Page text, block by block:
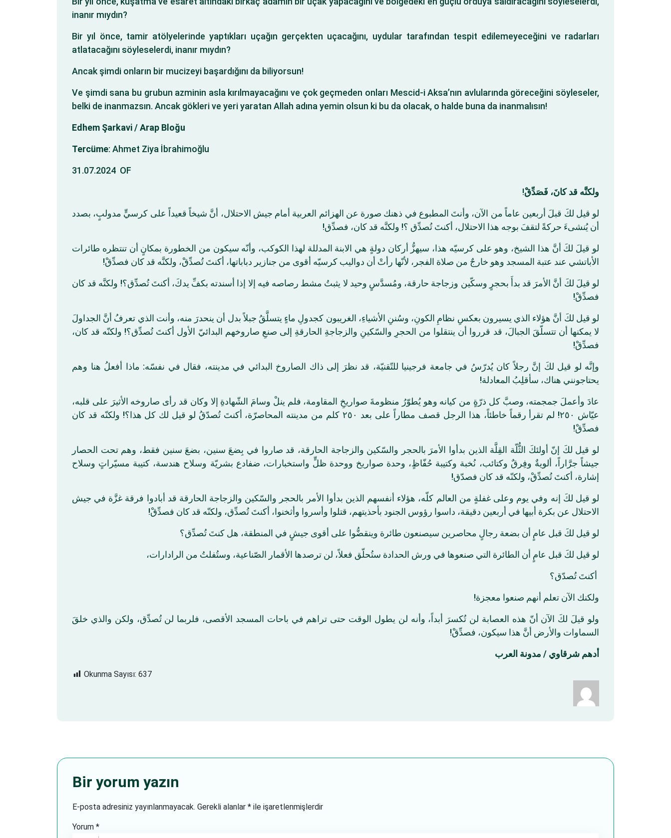
inanır mıydın?
Bir yıl önce, tamir atölyelerinde yaptıkları uçağın gerçekten uçacağını, uydular tarafından tespit edilemeyeceğini ve radarları
atlatacağını söyleselerdi, inanır mıydın?
Ancak şimdi onların bir mucizeyi başardığını da biliyorsun!
Ve şimdi sana bu grubun azminin asla kırılmayacağını ve çok geçmeden onları Mescid-i Aksa’nın avlularında göreceğini söyleseler,
belki de inanmazsın. Ancak gökleri ve yeri yaratan Allah adına yemin olsun ki bu da olacak, o halde buna da inanmalısın!
Edhem Şarkavi / Arap Bloğu
Tercüme: Ahmet Ziya İbrahimoğlu
31.07.2024 OF
‏ولكنَّه قد كانَ، فَصَدِّقْ!
لو قيل لكَ قبلَ أربعين عاماً من الآن، وأنتَ المطبوع في ذهنك صورة عن الهزائم العربية أمام جيش الاحتلال، أنَّ شيخاً قعيداً على كرسيٍّ مدولبٍ، بصدد
أن يُنشىءَ حركةً لتقفَ بوجه هذا الاحتلال، أكنتَ تُصدِّق ؟! ولكنَّه قد كان، فصدِّق!
لو قيلَ لكَ أنَّ هذا الشيخ، وهو على كرسيّه هذا، سيهزُّ أركان دولةٍ هي الابنة المدللة لهذا الكوكب، وأنّه سيكون من الخطورة بمكانٍ أن تنتظره طائرات
الأباتشي عند عتبة المسجد وهو خارجٌ من صلاة الفجر، لأنّها رأتْ أن دواليب كرسيّه أقوى من جنازير دباباتها، أكنتَ تُصدِّقْ، ولكنَّه قد كان فصدِّقْ!
لو قيلَ لكَ أنَّ الأمرَ قد بدأَ بحجرٍ وسكّين وزجاجة حارقة، ومُسدَّسٍ وحيد لا يثبتُ مشط رصاصه فيه إلا إذا أسندته بكفِّ يدكَ، أكنتَ تُصدِّق؟! ولكنَّه قد كان
فصدِّقْ!
لو قيل لكَ أنَّ هؤلاء الذي يسيرون بعكسِ نظامِ الكونِ، وسُننِ الأشياءِ، الغريبون كجدولِ ماءٍ يتسلَّقُ جبلاً بدل أن ينحدرَ منه، وأنت الذي تعرفُ أنَّ الجداولَ
لا يمكنها أن تتسلّقَ الجبالَ، قد قرروا أن ينتقلوا من الحجرِ والسّكينِ والزجاجةِ الحارقةِ إلى صنعِ صاروخهم البدائيّ الأول أكنتَ تُصدِّق؟! ولكنّه قد كان،
فصدِّقْ!
وإنَّه لو قيل لكَ إنَّ رجلاً كان يُدرّسُ في جامعة فرجينيا للتّقنيّة، قد نظرَ إلى ذاك الصاروخ البدائي في مدينته، فقال في نفسّه: ماذا أفعلُ هنا وهم
يحتاجونني هناك، سأقلِبُ المعادلة!
عادَ وأعملَ جمجمته، وصبَّ كل ذرّةٍ من كيانه وهو يُطوّرُ منظومةَ صواريخِ المقاومة، فلم ينلْ وسامَ الشّهادةِ إلا وكان قد رأى صاروخه الأثيرَ على قلبه،
عيّاش ٢٥٠! لم تقرأ رقماً خاطئاً، هذا الرجل قصف مطاراً على بعد ٢٥٠ كلم من مدينته المحاصرّة، أكنتَ تُصدّقُ لو قيل لك كل هذا؟! ولكنّه قد كان
فصدِّقْ!
لو قيل لكَ إنّ أولئكَ الثُّلّة القِلَّة الذين بدأوا الأمرَ بالحجر والسّكين والزجاجة الحارقة، قد صاروا في بِضعَ سنين، بضعَ سنين فقط، وهم تحت الحصار
جيشاً جرَّاراً، ألويةٌ وفِرقٌ وكتائب، نُخبة وكتيبة حُفّاظٍ، وحدة صواريخ ووحدة ظلٍّ واستخبارات، ضفادع بشريّة وسلاح هندسة، كتيبة مسيّراتٍ وسلاح
إشارة، أكنتَ تُصدِّقْ، ولكنّه قد كان فصدّق!
لو قيل لكَ إنه وفي يوم وعلى غفلةٍ من العالم كلّه، هؤلاء أنفسهم الذين بدأوا الأمر بالحجر والسّكين والزجاجة الحارقة قد أبادوا فرقة غزَّة في جيش
الاحتلال عن بكرة أبيها في أربعين دقيقة، داسوا رؤوس الجنود بأحذيتهم، قتلوا وأسروا وأثخنوا، أكنتَ تُصدِّق، ولكنّه قد كان فصدِّقْ!
لو قيل لكَ قبل عامٍ أن بضعة رجالٍ محاصرين سيصنعون طائرة وينقضُّوا على أقوى جيشٍ في المنطقة، هل كنتَ تُصدِّق؟
لو قيل لكَ قبل عامٍ أن الطائرة التي صنعوها في ورش الحدادة ستُحلّق فعلاً، لن ترصدها الأقمار الصّناعية، وستُفلتُ من الرادارات،
أكنتَ تُصدّق؟
ولكنك الآن تعلم أنهم صنعوا معجزة!
ولو قيلَ لكَ الآن أنّ هذه العصابة لن تُكسرَ أبداً، وأنه لن يطول الوقت حتى تراهم في باحات المسجد الأقصى، فلربما لن تُصدِّق، ولكن والذي خلقَ
السماوات والأرض أنَّ هذا سيكون، فصدِّقْ!
أدهم شرقاوي / مدونة العرب
Okunma Sayısı: 637
Bir yorum yazın
E-posta adresiniz yayınlanmayacak. Gerekli alanlar * ile işaretlenmişlerdir
Yorum *